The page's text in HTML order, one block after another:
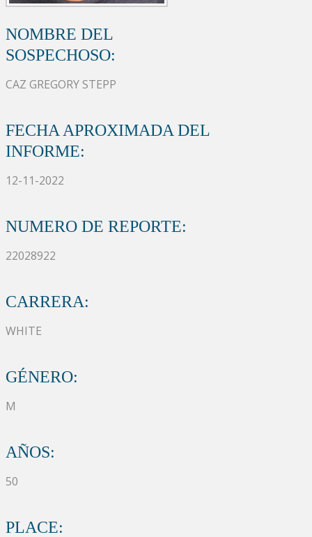
NOMBRE DEL
SOSPECHOSO:
CAZ GREGORY STEPP
FECHA APROXIMADA DEL
INFORME:
12-11-2022
NUMERO DE REPORTE:
22028922
CARRERA:
WHITE
GÉNERO:
M
AÑOS:
50
PLACE: